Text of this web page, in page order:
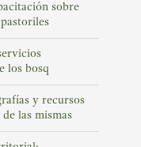
sobre
los bosq
y recursos
las mismas